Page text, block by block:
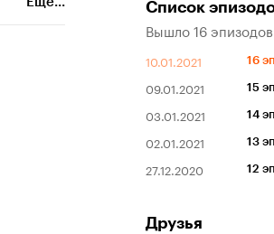
Список
Вышло 16
10.01.2021 16
09.01.2021 15
03.01.2021 14
02.01.2021 13
27.12.2020 12
Друзья